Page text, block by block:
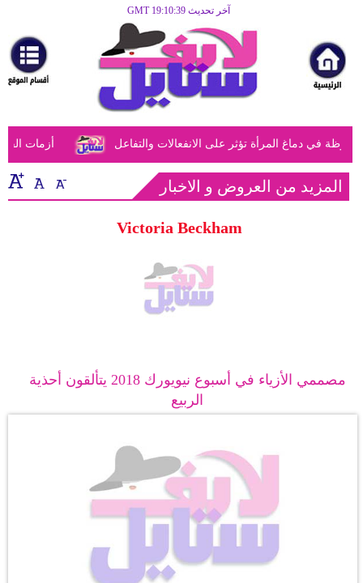
آخر تحديث GMT 19:10:39
مرأة
أزياء
أزياء
إسلامية
فن
فيديو
مدوَنات
أزمات في دماغ المرأة تؤثر على الانفعالات والتفاعل
المزيد من العروض و الاخبار
Victoria Beckham
مصممي الأزياء في أسبوع نيويورك 2018 يتألقون أحذية
الربيع